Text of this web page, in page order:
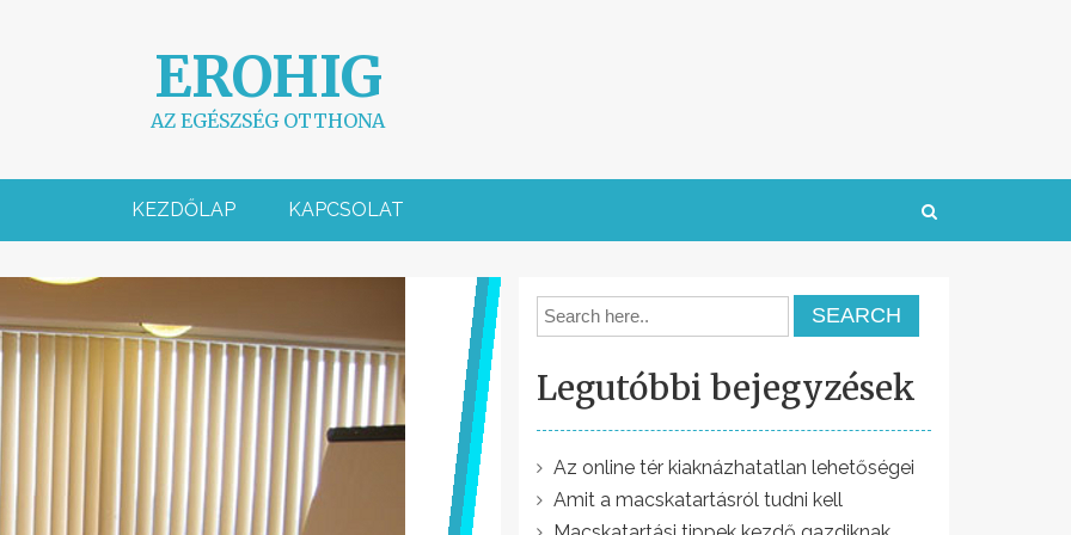
EROHIG
AZ EGÉSZSÉG OTTHONA
KEZDŐLAP KAPCSOLAT
Legutóbbi bejegyzések
Az online tér kiaknázhatatlan lehetőségei
Amit a macskatartásról tudni kell